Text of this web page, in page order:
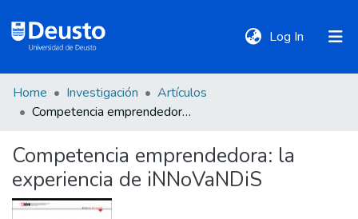
Log In (current)
DeustoTeka
Communities
&
Collections
Home Investigación
Artículos
Competencia emprendedora: la experiencia de iNNoVaNDiS
Competencia emprendedora: la
experiencia de iNNoVaNDiS